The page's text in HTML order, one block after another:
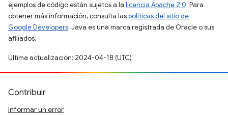
ejemplos de código están sujetos a la licencia Apache 2.0. Para
obtener más información, consulta laspolíticas del sitio de
Google Developers. Java es una marca registrada de Oracle o sus
afiliados.
Última actualización: 2024-04-18 (UTC)
Contribuir
Informar un error